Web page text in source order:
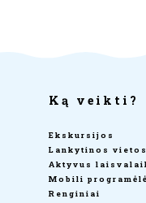
Ką veikti?
Ekskursijos
Lankytinos vietos
Aktyvus
Mobili programėlė
Renginiai